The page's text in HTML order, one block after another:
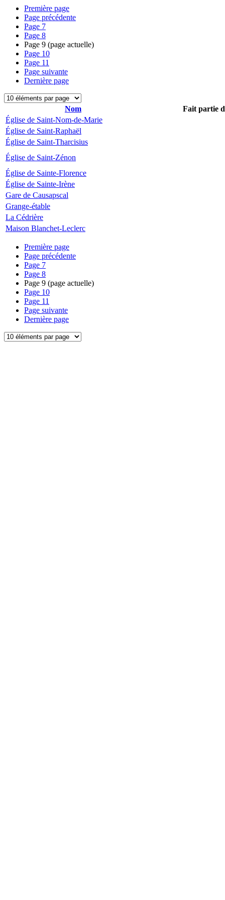
Première page
Page précédente
Page 7
Page 8
Page 9 (page actuelle)
Page 10
Page 11
Page suivante
Dernière page
Nom
Fait partie
Église de Saint-Nom-de-Marie
Église de Saint-Raphaël
Église de Saint-Tharcisius
Église de Saint-Zénon
Église de Sainte-Florence
Église de Sainte-Irène
Gare de Causapscal
Grange-étable
La Cédrière
Maison Blanchet-Leclerc
Première page
Page précédente
Page 7
Page 8
Page 9 (page actuelle)
Page 10
Page 11
Page suivante
Dernière page